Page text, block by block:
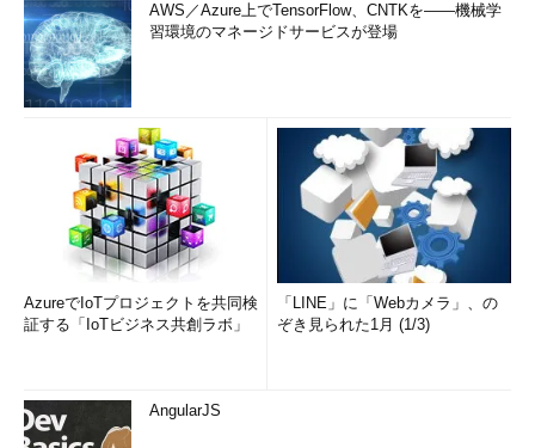
AWS／Azure上でTensorFlow、CNTKを――機械学
習環境のマネージドサービスが登場
AzureでIoTプロジェクトを共同検
証する「IoTビジネス共創ラボ」
「LINE」に「Webカメラ」、の
ぞき見られた1月 (1/3)
AngularJS